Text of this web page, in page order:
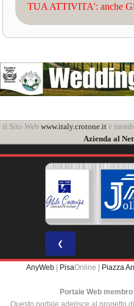
TUA ATTIVITA': anche
il Sito Web www.italy.crotone.it è
Azienda al
❮
AnyWeb PisaOnline | Piazza
Portale Web membro
Questo portale aderisce al progetto